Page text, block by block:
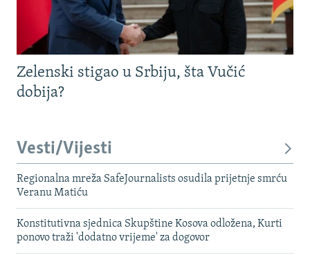
Zelenski stigao u Srbiju, šta Vučić
dobija?
Vesti/Vijesti
Regionalna mreža SafeJournalists osudila prijetnje smrću
Veranu Matiću
Konstitutivna sjednica Skupštine Kosova odložena, Kurti
ponovo traži 'dodatno vrijeme' za dogovor